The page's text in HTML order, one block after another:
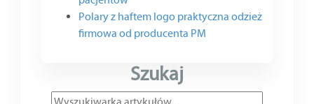
Polary z haftem logo praktyczna odzież
firmowa od producenta PM
Szukaj